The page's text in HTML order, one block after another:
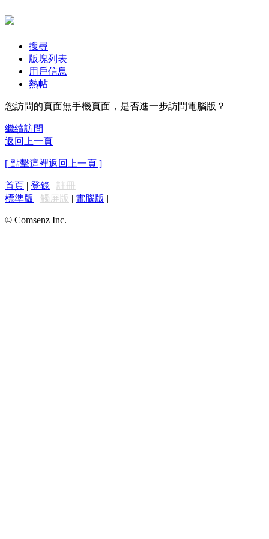
搜尋
版塊列表
用戶信息
熱帖
您訪問的頁面無手機頁面，是否進一步訪問電腦版？
繼續訪問
返回上一頁
[ 點擊這裡返回上一頁 ]
首頁 | 登錄 | 註冊
標準版 | 觸屏版 | 電腦版 |
© Comsenz Inc.